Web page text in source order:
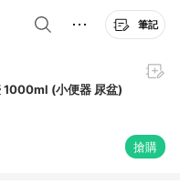
筆記
1000ml (小便器 尿盆)
搶購